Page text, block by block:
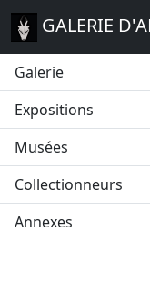
GALERIE
Galerie
Expositions
Musées
Collectionneurs
Annexes